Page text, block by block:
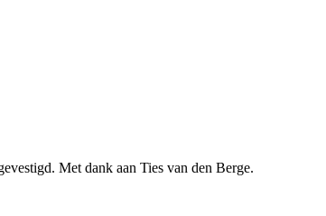
Met dank aan Ties van den Berge.